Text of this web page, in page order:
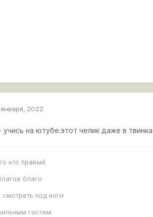
2022
на ютубе.этот челик даже в твинка
кто правый
благо
под ноги
гостем